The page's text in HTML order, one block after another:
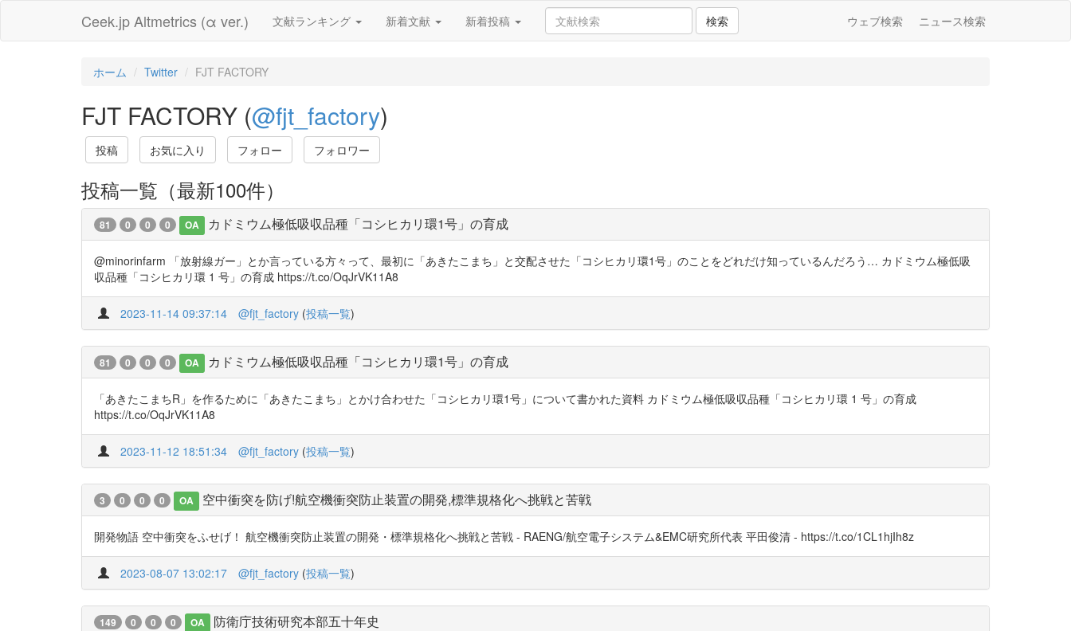
Ceek.jp Altmetrics (α ver.) 文献ランキング 新着文献 新着投稿 検索 ウェブ検索 ニュース検索
ホーム Twitter FJT FACTORY
FJT FACTORY (@fjt_factory)
投稿 お気に入り フォロー フォロワー
投稿一覧（最新100件）
81 0 0 0 OA カドミウム極低吸収品種「コシヒカリ環1号」の育成
@minorinfarm 「放射線ガー」とか言っている方々って、最初に「あきたこまち」と交配させた「コシヒカリ環1号」のことをどれだけ知っているんだろう… カドミウム極低吸
収品種「コシヒカリ環 1 号」の育成 https://t.co/OqJrVK11A8
2023-11-14 09:37:14 @fjt_factory (投稿一覧)
81 0 0 0 OA カドミウム極低吸収品種「コシヒカリ環1号」の育成
「あきたこまちR」を作るために「あきたこまち」とかけ合わせた「コシヒカリ環1号」について書かれた資料 カドミウム極低吸収品種「コシヒカリ環 1 号」の育成
https://t.co/OqJrVK11A8
2023-11-12 18:51:34 @fjt_factory (投稿一覧)
3 0 0 0 OA 空中衝突を防げ!航空機衝突防止装置の開発,標準規格化へ挑戦と苦戦
開発物語 空中衝突をふせげ！ 航空機衝突防止装置の開発・標準規格化へ挑戦と苦戦 - RAENG/航空電子システム&EMC研究所代表 平田俊清 - https://t.co/1CL1hjIh8z
2023-08-07 13:02:17 @fjt_factory (投稿一覧)
149 0 0 0 OA 防衛庁技術研究本部五十年史